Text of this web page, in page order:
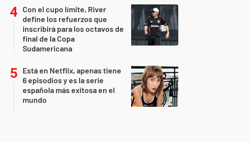
Con el cupo límite, River
define los refuerzos que
inscribirá para los octavos de
final de la Copa
Sudamericana
Está en Netflix, apenas tiene
6 episodios y es la serie
española más exitosa en el
mundo